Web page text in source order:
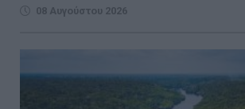
08 Αυγούστου 2026